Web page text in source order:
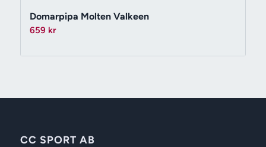
Domarpipa Molten Valkeen
659 kr
CC SPORT AB